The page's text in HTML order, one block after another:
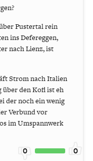
Pustertal rein
ins Defereggen,
nach Lienz, ist
Strom nach Italien
über den Kofl ist eh
der noch ein wenig
Verbund vor
im Umspannwerk
0 0